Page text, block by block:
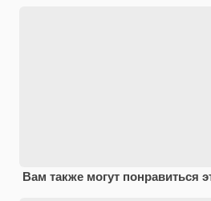
Вам также могут понравиться